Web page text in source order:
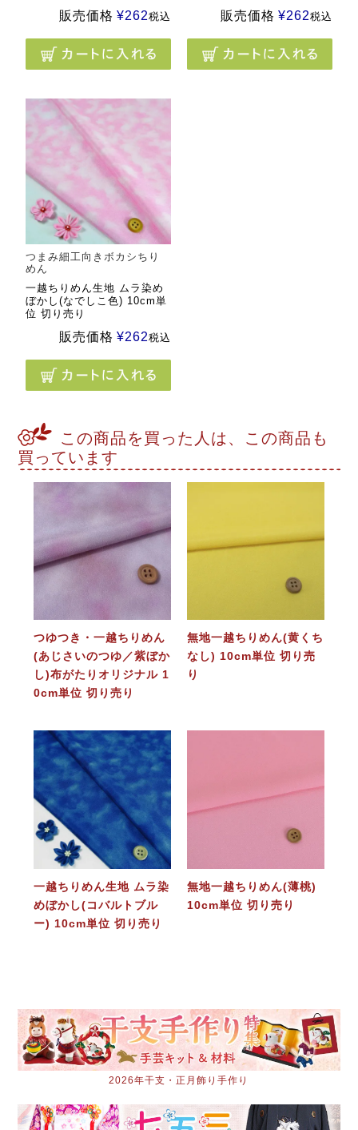
販売価格 ¥262税込 販売価格 ¥262税込
つまみ細工向きボカシちり
めん
一越ちりめん生地 ムラ染め
ぼかし(なでしこ色) 10cm単
位 切り売り
販売価格 ¥262税込
この商品を買った人は、この商品も
買っています
つゆつき・一越ちりめん
(あじさいのつゆ／紫ぼか
し)布がたりオリジナル 1
0cm単位 切り売り
無地一越ちりめん(黄くち
なし) 10cm単位 切り売
り
一越ちりめん生地 ムラ染
めぼかし(コバルトブル
ー) 10cm単位 切り売り
無地一越ちりめん(薄桃)
10cm単位 切り売り
2026年干支・正月飾り手作り